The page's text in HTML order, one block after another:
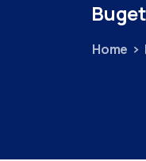
Buget
Home